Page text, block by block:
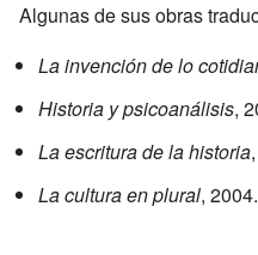
Algunas de sus obras
La invención de lo
Historia y psicoanálisis,
La escritura de la historia
La cultura en plural, 2004.